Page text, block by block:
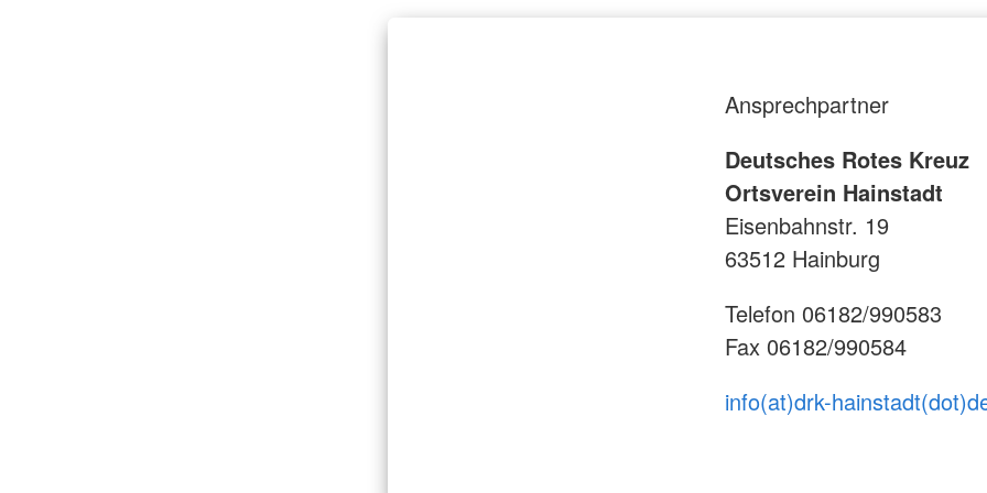
Ansprechpartner
Deutsches Rotes Kreuz
Ortsverein Hainstadt
Eisenbahnstr. 19
63512 Hainburg
Telefon 06182/990583
Fax 06182/990584
info(at)drk-